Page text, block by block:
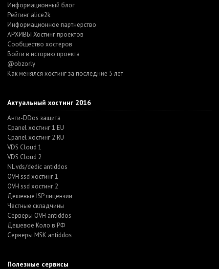
Информационный блог
Рейтинг alice2k
Информационное партнерство
АРХИВЫ Хостинг проектов
Cообщество хостеров
Войти в историю проекта
@obzorly
Как менялся хостинг за последние 5 лет
Актуальный хостинг 2016
Анти-DDos защита
Cpanel хостинг 1 EU
Cpanel хостинг 2 RU
VDS Cloud 1
VDS Cloud 2
NL vds/dedic antiddos
OVH ssd хостинг 1
OVH ssd хостинг 2
Дешевые ISP лицензии
Честные складчины
Серверы OVH antiddos
Дешевое Коло в РФ
Серверы MSK antiddos
Полезные сервисы